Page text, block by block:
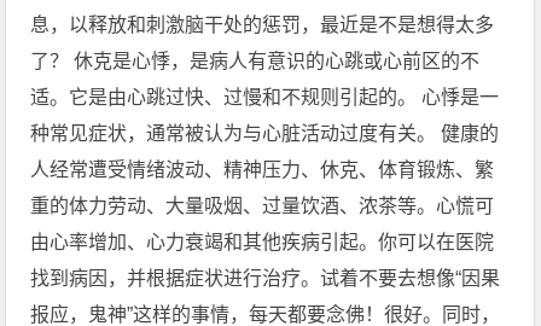
息，以释放和刺激脑干处的惩罚，最近是不是想得太多
了？ 休克是心悸，是病人有意识的心跳或心前区的不
适。它是由心跳过快、过慢和不规则引起的。 心悸是一
种常见症状，通常被认为与心脏活动过度有关。 健康的
人经常遭受情绪波动、精神压力、休克、体育锻炼、繁
重的体力劳动、大量吸烟、过量饮酒、浓茶等。心慌可
由心率增加、心力衰竭和其他疾病引起。你可以在医院
找到病因，并根据症状进行治疗。试着不要去想像“因果
报应，鬼神”这样的事情，每天都要念佛！很好。同时，